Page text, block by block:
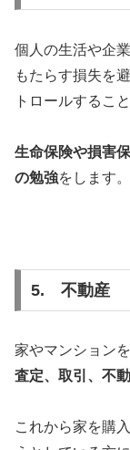
個人の生活や企
もたらす損失を
トロールすること
生命保険や損害
の勉強をします。
5. 不動産
家やマンション
査定、取引、不
これから家を購